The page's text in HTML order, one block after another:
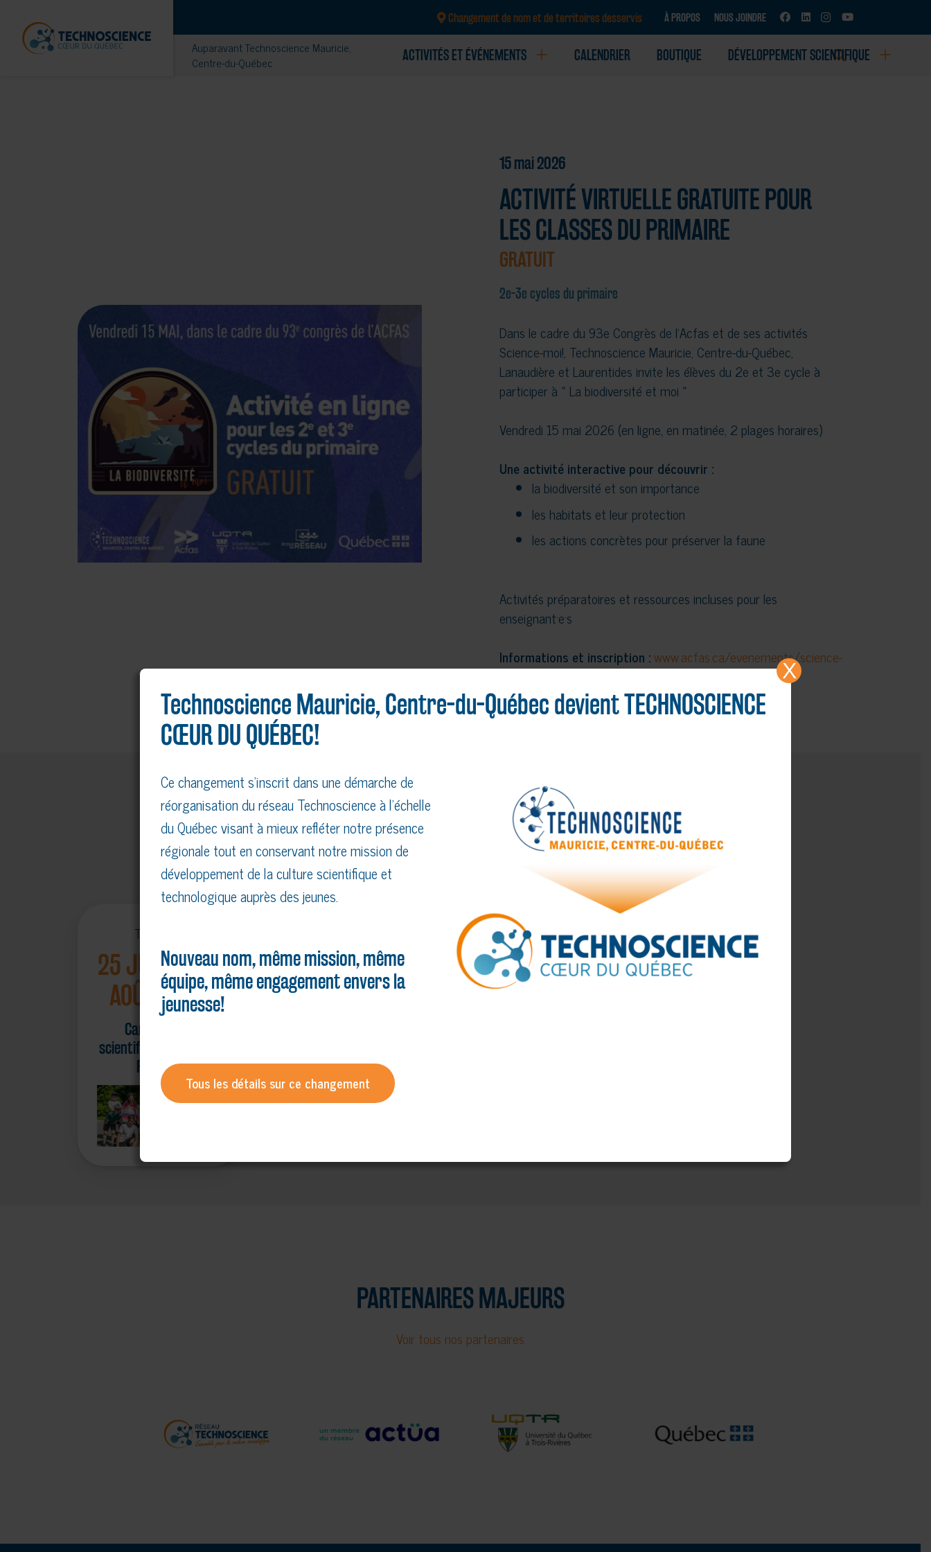
Changement de nom et de territoires desservis À PROPOS NOUS JOINDRE
Auparavant Technoscience Mauricie,
Centre-du-Québec
ACTIVITÉS ET ÉVÉNEMENTS CALENDRIER BOUTIQUE DÉVELOPPEMENT SCIENTIFIQUE
15 mai 2026
ACTIVITÉ VIRTUELLE GRATUITE POUR
LES CLASSES DU PRIMAIRE
GRATUIT
2e-3e cycles du primaire
Dans le cadre du 93e Congrès de l’Acfas et de ses activités
Science-moi!, Technoscience Mauricie, Centre-du-Québec,
Lanaudière et Laurentides invite les élèves du 2e et 3e cycle à
participer à « La biodiversité et moi »
Vendredi 15 mai 2026 (en ligne, en matinée, 2 plages horaires)
Une activité interactive pour découvrir :
la biodiversité et son importance
les habitats et leur protection
les actions concrètes pour préserver la faune
Activités préparatoires et ressources incluses pour les
enseignant·e·s
Informations et inscription :www.acfas.ca/evenements/science-
moi/93/activite-eleves-biodiversite
AUTRES ÉVÉNEMENTS À VENIR
Tout l'été
25 JUIN AU 21
AOÛT 2026
Camps d'été
scientifiques à Trois-
Rivières
PARTENAIRES MAJEURS
Voir tous nos partenaires
Technoscience Mauricie, Centre-du-Québec devientTECHNOSCIENCE
CŒUR DU QUÉBEC!
Ce changement s’inscrit dans une démarche de
réorganisation du réseau Technoscience à l’échelle
du Québec visant à mieux refléter notre présence
régionale tout en conservant notre mission de
développement de la culture scientifique et
technologique auprès des jeunes.
Nouveau nom, même mission, même
équipe, même engagement envers la
jeunesse!
Tous les détails sur ce changement
X